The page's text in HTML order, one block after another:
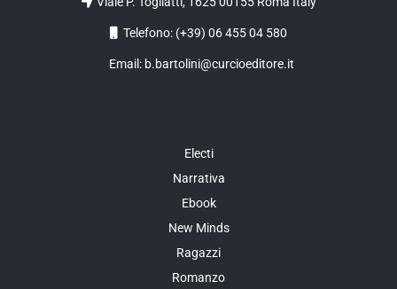
Telefono: (+39) 06 455 04 580
Email: b.bartolini@curcioeditore.it
Electi
Narrativa
Ebook
New Minds
Ragazzi
Romanzo